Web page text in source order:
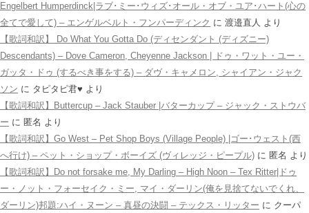
Engelbert Humperdinck|ラブ･ミー･ウィズ･オール・オブ・ユア･ハート(心の
全てで愛して) – エンゲルベルト・フンパーディンク に 渡邉直人 より
【歌詞和訳】 Do What You Gotta Do (ディセンダント (ディズニー)
Descendants) – Dove Cameron, Cheyenne Jackson | ドゥ・ワット・ユー・
ガッタ・ドゥ (するべき事をする) – ダヴ・キャメロン, シャイアン・ジャク
ソン に タピタピ君♥️ より
【歌詞和訳】Buttercup – Jack Stauber |バターカップ – ジャック・ストウバ
ー に 匿名 より
【歌詞和訳】Go West – Pet Shop Boys (Village People) |ゴー･ウェスト(西
へ行け) – ペット・ショップ・ボーイズ (ヴィレッジ・ピープル) に 匿名 より
【歌詞和訳】Do not forsake me, My Darling – High Noon – Tex Ritter|ドゥ
ー・ノット・フォーセイク・ミー, マイ・ダーリン(俺を見捨てないでくれ、
ダーリン)邦題:ハイ・ヌーン – 真昼の決闘 – テックス・リッター に クーパ